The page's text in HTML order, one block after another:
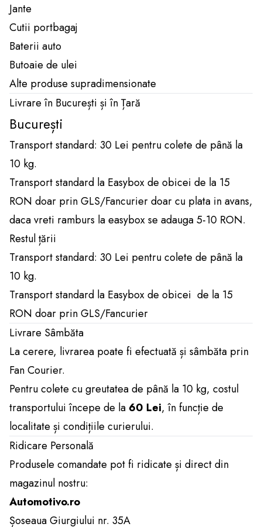
Jante
Cutii portbagaj
Baterii auto
Butoaie de ulei
Alte produse supradimensionate
Livrare în București și în Țară
București
Transport standard: 30 Lei pentru colete de până la
10 kg.
Transport standard la Easybox de obicei de la 15
RON doar prin GLS/Fancurier doar cu plata in avans,
daca vreti ramburs la easybox se adauga 5-10 RON.
Restul țării
Transport standard: 30 Lei pentru colete de până la
10 kg.
Transport standard la Easybox de obicei de la 15
RON doar prin GLS/Fancurier
Livrare Sâmbăta
La cerere, livrarea poate fi efectuată și sâmbăta prin
Fan Courier.
Pentru colete cu greutatea de până la 10 kg, costul
transportului începe de la 60 Lei, în funcție de
localitate și condițiile curierului.
Ridicare Personală
Produsele comandate pot fi ridicate și direct din
magazinul nostru:
Automotivo.ro
Șoseaua Giurgiului nr. 35A